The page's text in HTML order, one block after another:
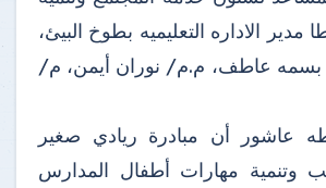
مدير الاداره التعليميه بطوخ البيئ،
عاطف، م.م/ نوران أيمن، م/
عاشور أن مبادرة ريادي صغير
وتنمية مهارات أطفال المدارس